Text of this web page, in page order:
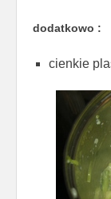
dodatkowo :
cienkie